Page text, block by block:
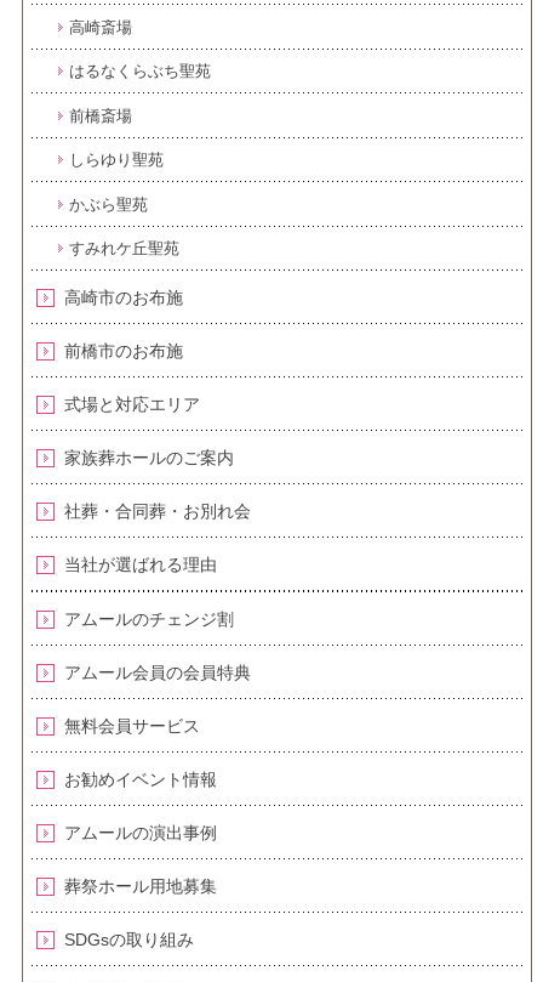
高崎斎場
はるなくらぶち聖苑
前橋斎場
しらゆり聖苑
かぶら聖苑
すみれケ丘聖苑
高崎市のお布施
前橋市のお布施
式場と対応エリア
家族葬ホールのご案内
社葬・合同葬・お別れ会
当社が選ばれる理由
アムールのチェンジ割
アムール会員の会員特典
無料会員サービス
お勧めイベント情報
アムールの演出事例
葬祭ホール用地募集
SDGsの取り組み